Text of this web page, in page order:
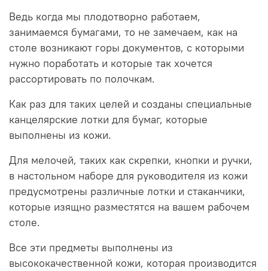
Ведь когда мы плодотворно работаем,
занимаемся бумагами, то не замечаем, как на
столе возникают горы документов, с которыми
нужно поработать и которые так хочется
рассортировать по полочкам.
Как раз для таких целей и созданы специальные
канцелярские лотки для бумаг, которые
выполнены из кожи.
Для мелочей, таких как скрепки, кнопки и ручки,
в настольном наборе для руководитeля из кожи
предусмотрены различные лотки и стаканчики,
которые изящно разместятся на вашем рабочем
столе.
Все эти предметы выполнены из
высококачественной кожи, которая производится